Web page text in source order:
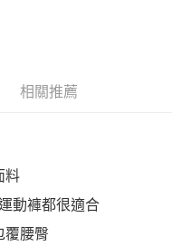
大進項蒐集、處理及利用，
帳頁面顯示為準，若有關於
先享後付」服務完成之交
護人之同意方可使用
情形，本公司將視審查結果
相關推薦
料
動褲都很適合
覆腰臀